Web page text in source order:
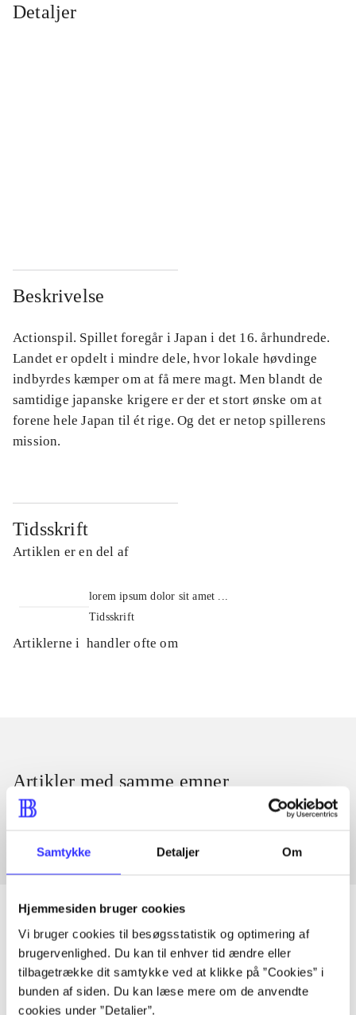
Samtykke Detaljer Om
Hjemmesiden bruger cookies
Vi bruger cookies til besøgsstatistik og optimering af
brugervenlighed. Du kan til enhver tid ændre eller
tilbagetrække dit samtykke ved at klikke på ”Cookies” i
bunden af siden. Du kan læse mere om de anvendte
cookies under ”Detaljer”.
Detaljer
Beskrivelse
Actionspil. Spillet foregår i Japan i det 16. århundrede.
Landet er opdelt i mindre dele, hvor lokale høvdinge
indbyrdes kæmper om at få mere magt. Men blandt de
samtidige japanske krigere er der et stort ønske om at
forene hele Japan til ét rige. Og det er netop spillerens
mission.
Tidsskrift
Artiklen er en del af
lorem ipsum dolor sit amet ...
Tidsskrift
Artiklerne i handler ofte om
Artikler med samme emner
Fra
Artikler
Alle registrerede artikler fordelt på udgivelser